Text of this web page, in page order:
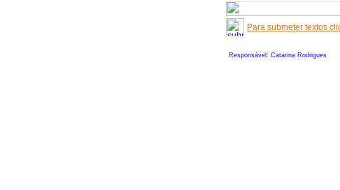
Para submeter textos